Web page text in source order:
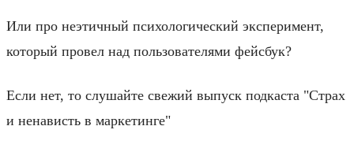
Или про неэтичный психологический эксперимент,
который провел над пользователями фейсбук?
Если нет, то слушайте свежий выпуск подкаста "Страх
и ненависть в маркетинге"